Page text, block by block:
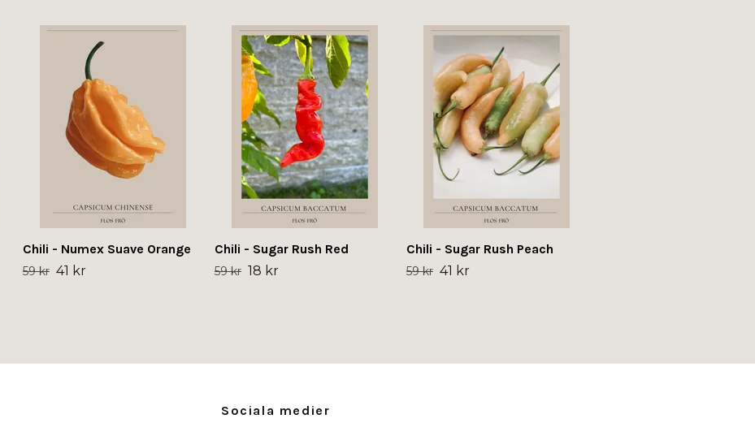
Chili - Numex Suave Orange
59 kr 41 kr
Chili - Sugar Rush Red
59 kr 18 kr
Chili - Sugar Rush Peach
59 kr 41 kr
Sociala medier